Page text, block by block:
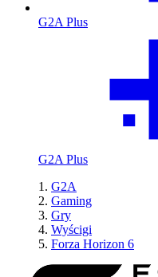
G2A Plus
G2A Plus
G2A
Gaming
Gry
Wyścigi
Forza Horizon 6